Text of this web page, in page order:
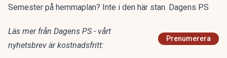
Semester på hemmaplan? Inte i den här stan. Dagens PS
Läs mer från Dagens PS - vårt
nyhetsbrev är kostnadsfritt:
Prenumerera